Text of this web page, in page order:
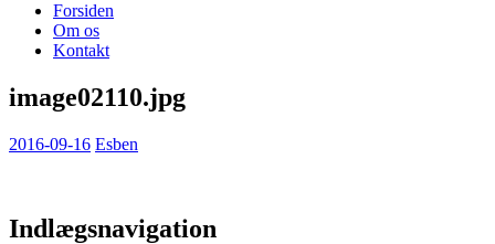
Forsiden
Om os
Kontakt
image02110.jpg
2016-09-16 Esben
Indlægsnavigation